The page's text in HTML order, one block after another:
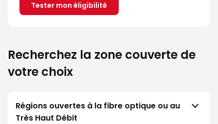
Tester mon éligibilité
Recherchez la zone couverte de
votre choix
Régions ouvertes à la fibre optique ou au
Très Haut Débit